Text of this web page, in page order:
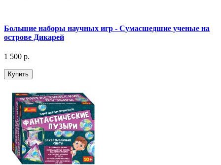
Большие наборы научных игр - Сумасшедшие ученые на
острове Дикарей
1 500 р.
Купить